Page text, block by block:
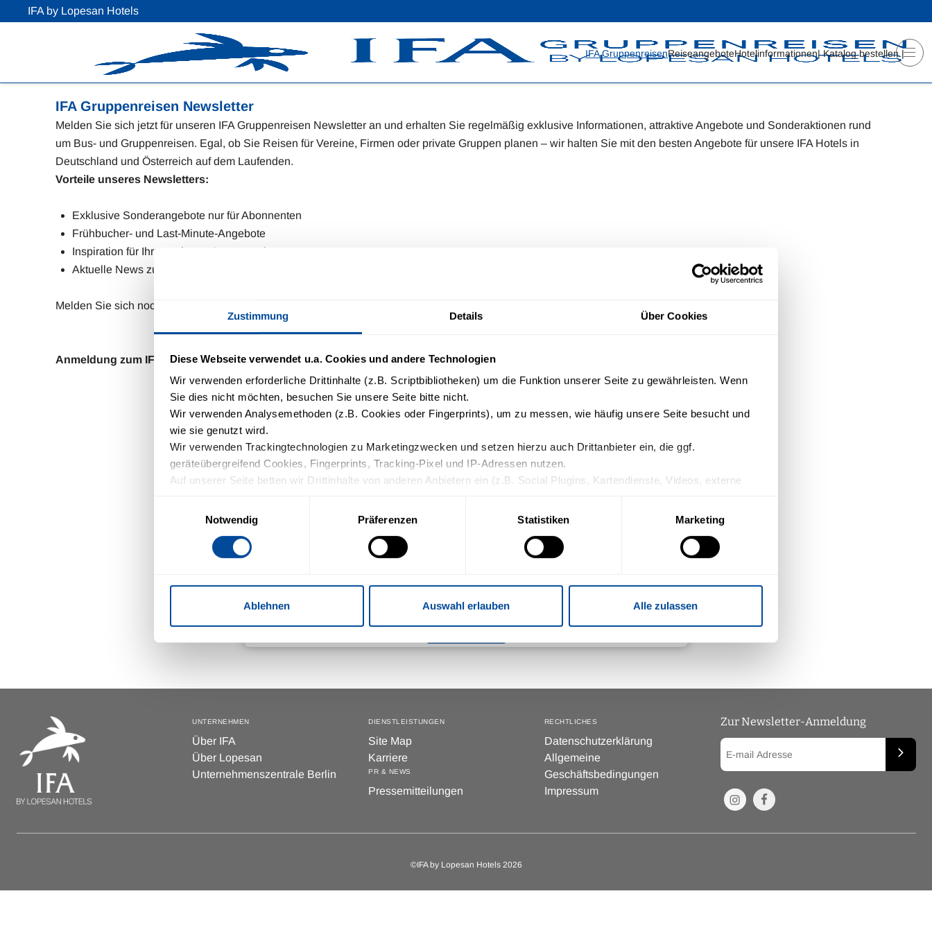
Zustimmung Details Über Cookies
Diese Webseite verwendet u.a. Cookies und andere Technologien
Wir verwenden erforderliche Drittinhalte (z.B. Scriptbibliotheken) um die Funktion unserer Seite zu gewährleisten. Wenn
Sie dies nicht möchten, besuchen Sie unsere Seite bitte nicht.
Wir verwenden Analysemethoden (z.B. Cookies oder Fingerprints), um zu messen, wie häufig unsere Seite besucht und
wie sie genutzt wird.
Wir verwenden Trackingtechnologien zu Marketingzwecken und setzen hierzu auch Drittanbieter ein, die ggf.
geräteübergreifend Cookies, Fingerprints, Tracking-Pixel und IP-Adressen nutzen.
Auf unserer Seite betten wir Drittinhalte von anderen Anbietern ein (z.B. Social Plugins, Kartendienste, Videos, externe
Einfluss.
Zukunft widerrufen. Mehr Informationen finden Sie in unserer Datenschutzerklärung.
Notwendig
Präferenzen Statistiken Marketing
Ablehnen Auswahl erlauben Alle zulassen
IFA by Lopesan Hotels
IFA GruppenreisenReiseangeboteHotelinformationen| Katalog bestellen |
IFA Gruppenreisen Newsletter
Melden Sie sich jetzt für unseren IFA Gruppenreisen Newsletter an und erhalten Sie regelmäßig exklusive Informationen, attraktive Angebote und Sonderaktionen rund
um Bus- und Gruppenreisen. Egal, ob Sie Reisen für Vereine, Firmen oder private Gruppen planen – wir halten Sie mit den besten Angebote für unsere IFA Hotels in
Deutschland und Österreich auf dem Laufenden.
Vorteile unseres Newsletters:
Exklusive Sonderangebote nur für Abonnenten
Frühbucher- und Last-Minute-Angebote
Inspiration für Ihre nächsten Gruppenreisen
Aktuelle News zu unseren Hotels und neuen Reiseoptionen
Melden Sie sich noch heute an und verpassen Sie keine Highlights mehr! Einfach Ihre E-Mail-Adresse eintragen und schon sind Sie dabei.
Anmeldung zum IFA Gruppenreisen Newsletter
E-Mail*
Firma
Mit Klick auf den Button „Anmelden“ erklären Sie Ihre Einwilligung in die Verarbeitung Ihrer angegebenen Daten zum Versand der
jederzeit mit Wirkung für die Zukunft widerrufen.
UNTERNEHMEN
Über IFA
Über Lopesan
Unternehmenszentrale Berlin
DIENSTLEISTUNGEN
Site Map
Karriere
PR & NEWS
Pressemitteilungen
RECHTLICHES
Datenschutzerklärung
Allgemeine
Geschäftsbedingungen
Impressum
Zur Newsletter-Anmeldung
©IFA by Lopesan Hotels 2026